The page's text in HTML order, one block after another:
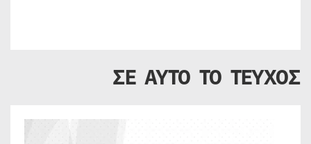
ΣΕ ΑΥΤΟ ΤΟ ΤΕΥΧΟΣ